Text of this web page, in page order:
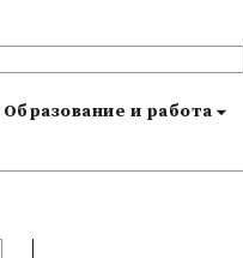
Образование и работа